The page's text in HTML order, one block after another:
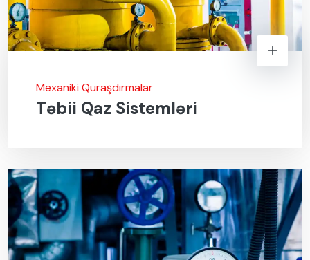
Mexaniki Quraşdırmalar
Təbii Qaz Sistemləri